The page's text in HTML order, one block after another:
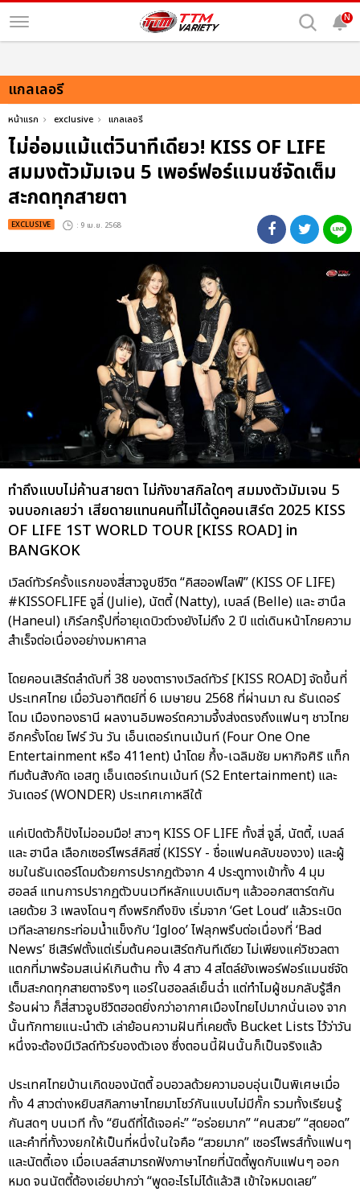
N
แกลเลอรี
หน้าแรก exclusive แกลเลอรี
ไม่อ่อมแม้แต่วินาทีเดียว! KISS OF LIFE
สมมงตัวมัมเจน 5 เพอร์ฟอร์แมนซ์จัดเต็ม
สะกดทุกสายตา
EXCLUSIVE : 9 เม.ย. 2568
ทำถึงแบบไม่ค้านสายตา ไม่กังขาสกิลใดๆ สมมงตัวมัมเจน 5
จนบอกเลยว่า เสียดายแทนคนที่ไม่ได้ดูคอนเสิร์ต 2025 KISS
OF LIFE 1ST WORLD TOUR [KISS ROAD] in
BANGKOK
เวิลด์ทัวร์ครั้งแรกของสี่สาวจูบชีวิต “คิสออฟไลฟ์” (KISS OF LIFE)
#KISSOFLIFE จูลี่ (Julie), นัตตี้ (Natty), เบลล์ (Belle) และ ฮานึล
(Haneul) เกิร์ลกรุ๊ปที่อายุเดบิวต์วงยังไม่ถึง 2 ปี แต่เดินหน้าโกยความ
สำเร็จต่อเนื่องอย่างมหาศาล
โดยคอนเสิร์ตลำดับที่ 38 ของตารางเวิลด์ทัวร์ [KISS ROAD] จัดขึ้นที่
ประเทศไทย เมื่อวันอาทิตย์ที่ 6 เมษายน 2568 ที่ผ่านมา ณ ธันเดอร์
โดม เมืองทองธานี ผลงานอิมพอร์ตความจึ้งส่งตรงถึงแฟนๆ ชาวไทย
อีกครั้งโดย โฟร์ วัน วัน เอ็นเตอร์เทนเม้นท์ (Four One One
Entertainment หรือ 411ent) นำโดย กึ้ง-เฉลิมชัย มหากิจศิริ แท็ก
ทีมต้นสังกัด เอสทู เอ็นเตอร์เทนเม้นท์ (S2 Entertainment) และ
วันเดอร์ (WONDER) ประเทศเกาหลีใต้
แค่เปิดตัวก็ปังไม่ออมมือ! สาวๆ KISS OF LIFE ทั้งสี่ จูลี่, นัตตี้, เบลล์
และ ฮานึล เลือกเซอร์ไพรส์คิสซี่ (KISSY - ชื่อแฟนคลับของวง) และผู้
ชมในธันเดอร์โดมด้วยการปรากฏตัวจาก 4 ประตูทางเข้าทั้ง 4 มุม
ฮอลล์ แทนการปรากฏตัวบนเวทีหลักแบบเดิมๆ แล้วออกสตาร์ตกัน
เลยด้วย 3 เพลงโดนๆ ถึงพริกถึงขิง เริ่มจาก ‘Get Loud’ แล้วระเบิด
เวทีละลายกระท่อมน้ำแข็งกับ ‘Igloo’ ไฟลุกพรึบต่อเนื่องที่ ‘Bad
News’ ชีเสิร์ฟตั้งแต่เริ่มต้นคอนเสิร์ตกันทีเดียว ไม่เพียงแค่วิชวลตา
แตกที่มาพร้อมสเน่ห์เกินต้าน ทั้ง 4 สาว 4 สไตล์ยังเพอร์ฟอร์แมนซ์จัด
เต็มสะกดทุกสายตาจริงๆ แอร์ในฮอลล์เย็นฉ่ำ แต่ทำไมผู้ชมกลับรู้สึก
ร้อนผ่าว ก็สี่สาวจูบชีวิตฮอตยิ่งกว่าอากาศเมืองไทยไปมากนั่นเอง จาก
นั้นทักทายแนะนำตัว เล่าย้อนความฝันที่เคยตั้ง Bucket Lists ไว้ว่าวัน
หนึ่งจะต้องมีเวิลด์ทัวร์ของตัวเอง ซึ่งตอนนี้ฝันนั้นก็เป็นจริงแล้ว
ประเทศไทยบ้านเกิดของนัตตี้ อบอวลด้วยความอบอุ่นเป็นพิเศษเมื่อ
ทั้ง 4 สาวต่างหยิบสกิลภาษาไทยมาโชว์กันแบบไม่มีกั๊ก รวมทั้งเรียนรู้
กันสดๆ บนเวที ทั้ง “ยินดีที่ได้เจอค่ะ” “อร่อยมาก” “คนสวย” “สุดยอด”
และคำที่ทั้งวงยกให้เป็นที่หนึ่งในใจคือ “สวยมาก” เซอร์ไพรส์ทั้งแฟนๆ
และนัตตี้เอง เมื่อเบลล์สามารถฟังภาษาไทยที่นัตตี้พูดกับแฟนๆ ออก
หมด จนนัตตี้ต้องเอ่ยปากว่า “พูดอะไรไม่ได้แล้วสิ เข้าใจหมดเลย”